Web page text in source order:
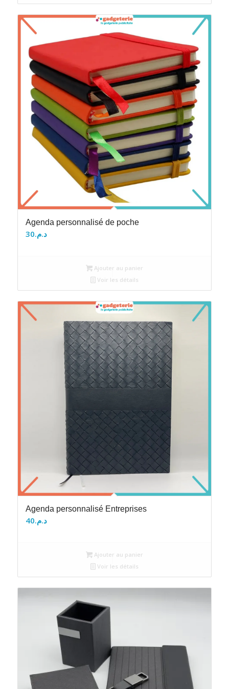
Agenda personnalisé de poche
د.م.30
Ajouter au panier
Voir les détails
Agenda personnalisé Entreprises
د.م.40
Ajouter au panier
Voir les détails